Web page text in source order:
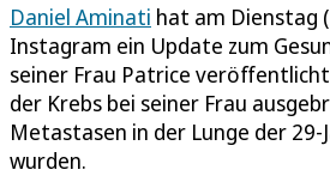
Daniel Aminati hat am Dienstag
Instagram ein Update zum
seiner Frau Patrice
der Krebs bei seiner Frau
Metastasen in der Lunge der
wurden.